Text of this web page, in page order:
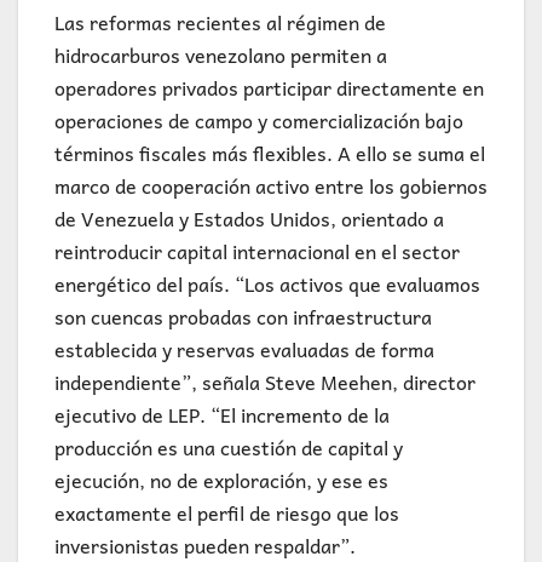
Las reformas recientes al régimen de
hidrocarburos venezolano permiten a
operadores privados participar directamente en
operaciones de campo y comercialización bajo
términos fiscales más flexibles. A ello se suma el
marco de cooperación activo entre los gobiernos
de Venezuela y Estados Unidos, orientado a
reintroducir capital internacional en el sector
energético del país. “Los activos que evaluamos
son cuencas probadas con infraestructura
establecida y reservas evaluadas de forma
independiente”, señala Steve Meehen, director
ejecutivo de LEP. “El incremento de la
producción es una cuestión de capital y
ejecución, no de exploración, y ese es
exactamente el perfil de riesgo que los
inversionistas pueden respaldar”.